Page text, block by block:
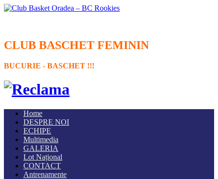
CLUB BASCHET FEMININ
BUCURIE - BASCHET !!!
Home
DESPRE NOI
ECHIPE
Multimedia
GALERIA
Lot Național
CONTACT
Antrenamente